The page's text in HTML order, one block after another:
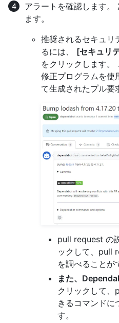
アラートを確認します。
ます。
推奨されるセキュリ
るには、 [セキュリ
をクリックします。
修正プログラムを
て生成されたプル要
pull request の
ックして、pull
を調べることが
また、
クリックして
きるコマンドに
す。